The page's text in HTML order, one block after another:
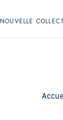
NOUVELLE